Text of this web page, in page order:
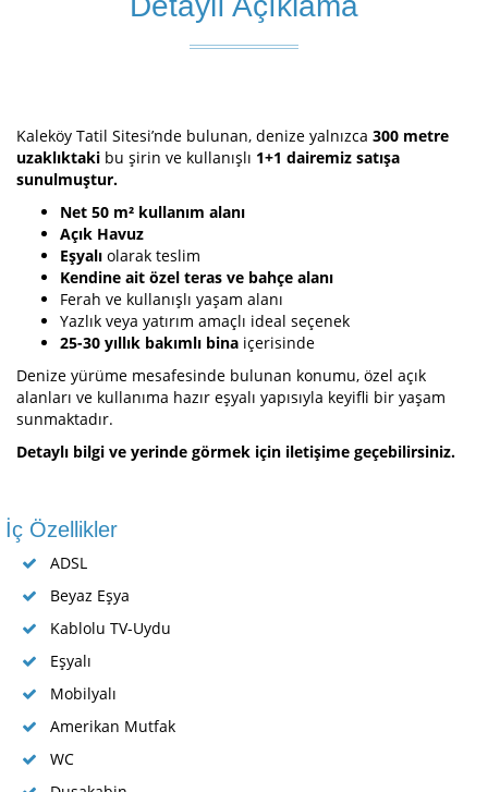
Kaleköy Tatil Sitesi’nde bulunan, denize yalnızca 300 metre
uzaklıktaki bu şirin ve kullanışlı 1+1 dairemiz satışa
sunulmuştur.
Net 50 m² kullanım alanı
Açık Havuz
Eşyalı olarak teslim
Kendine ait özel teras ve bahçe alanı
Ferah ve kullanışlı yaşam alanı
Yazlık veya yatırım amaçlı ideal seçenek
25-30 yıllık bakımlı bina içerisinde
Denize yürüme mesafesinde bulunan konumu, özel açık
alanları ve kullanıma hazır eşyalı yapısıyla keyifli bir yaşam
sunmaktadır.
Detaylı bilgi ve yerinde görmek için iletişime geçebilirsiniz.
İç Özellikler
ADSL
Beyaz Eşya
Kablolu TV-Uydu
Eşyalı
Mobilyalı
Amerikan Mutfak
WC